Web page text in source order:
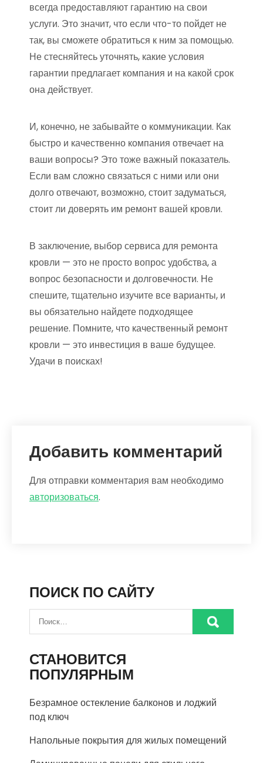
всегда предоставляют гарантию на свои
услуги. Это значит, что если что-то пойдет не
так, вы сможете обратиться к ним за помощью.
Не стесняйтесь уточнять, какие условия
гарантии предлагает компания и на какой срок
она действует.
И, конечно, не забывайте о коммуникации. Как
быстро и качественно компания отвечает на
ваши вопросы? Это тоже важный показатель.
Если вам сложно связаться с ними или они
долго отвечают, возможно, стоит задуматься,
стоит ли доверять им ремонт вашей кровли.
В заключение, выбор сервиса для ремонта
кровли — это не просто вопрос удобства, а
вопрос безопасности и долговечности. Не
спешите, тщательно изучите все варианты, и
вы обязательно найдете подходящее
решение. Помните, что качественный ремонт
кровли — это инвестиция в ваше будущее.
Удачи в поисках!
Добавить комментарий
Для отправки комментария вам необходимо
авторизоваться.
ПОИСК ПО САЙТУ
СТАНОВИТСЯ
ПОПУЛЯРНЫМ
Безрамное остекление балконов и лоджий
под ключ
Напольные покрытия для жилых помещений